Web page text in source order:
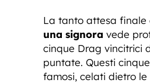
La tanto attesa finale
una signora vede
cinque Drag vincitrici
puntate. Questi
famosi, celati dietro le